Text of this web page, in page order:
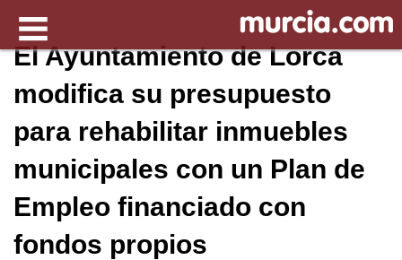
El Ayuntamiento de Lorca
modifica su presupuesto
para rehabilitar inmuebles
municipales con un Plan de
Empleo financiado con
fondos propios